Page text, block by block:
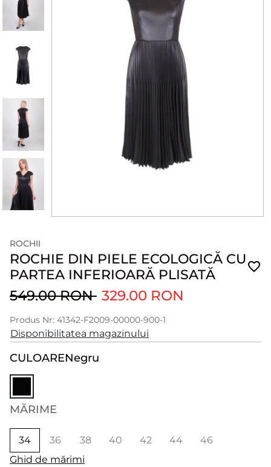
ROCHII
ROCHIE DIN PIELE ECOLOGICĂ CU
PARTEA INFERIOARĂ PLISATĂ
549.00 RON 329.00 RON
Produs Nr: 41342-F2009-00000-900-1
Disponibilitatea magazinului
CULOARENegru
MĂRIME
34 36 38 40 42 44
46
Ghid de mărimi